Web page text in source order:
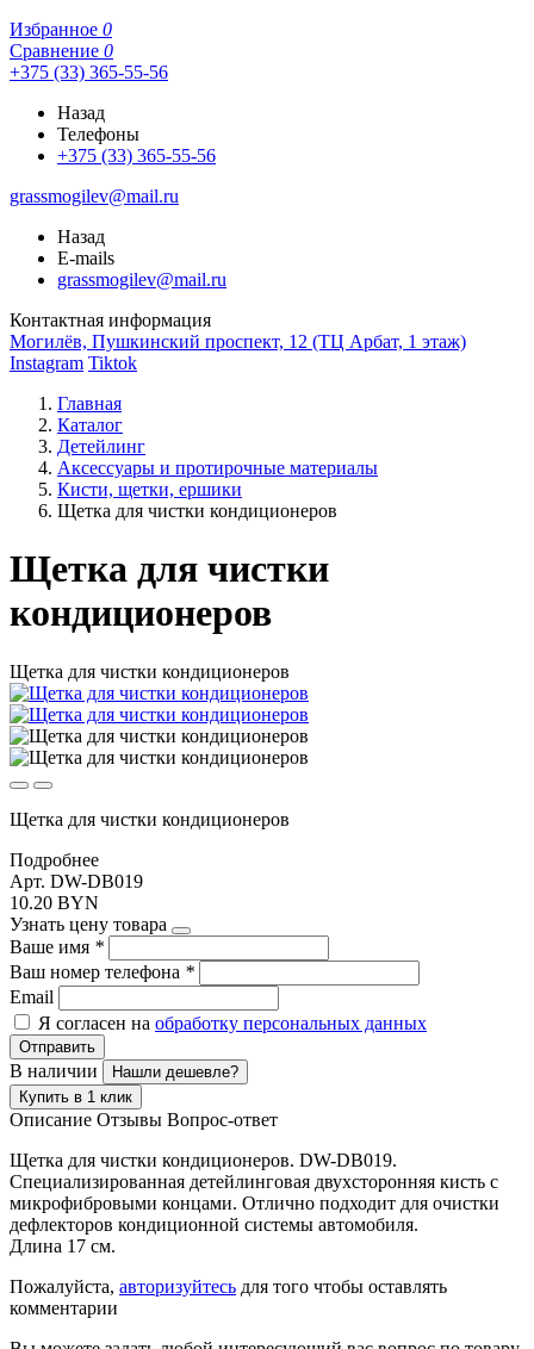
Избранное 0
Сравнение 0
+375 (33) 365-55-56
Назад
Телефоны
+375 (33) 365-55-56
grassmogilev@mail.ru
Назад
E-mails
grassmogilev@mail.ru
Контактная информация
Могилёв, Пушкинский проспект, 12 (ТЦ Арбат, 1 этаж)
Instagram Tiktok
Главная
Каталог
Детейлинг
Аксессуары и протирочные материалы
Кисти, щетки, ершики
Щетка для чистки кондиционеров
Щетка для чистки
кондиционеров
Щетка для чистки кондиционеров
Щетка для чистки кондиционеров
Подробнее
Арт. DW-DB019
10.20 BYN
Узнать цену товара
Ваше имя *
Ваш номер телефона *
Email
Я согласен на обработку персональных данных
Отправить
В наличии
Нашли дешевле?
Купить в 1 клик
Описание Отзывы Вопрос-ответ
Щетка для чистки кондиционеров. DW-DB019.
Специализированная детейлинговая двухсторонняя кисть с
микрофибровыми концами. Отлично подходит для очистки
дефлекторов кондиционной системы автомобиля.
Длина 17 см.
Пожалуйста, авторизуйтесь для того чтобы оставлять
комментарии